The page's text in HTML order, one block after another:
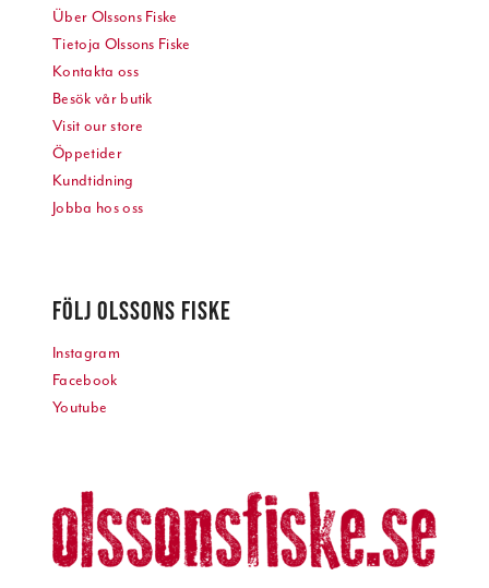
Über Olssons Fiske
Tietoja Olssons Fiske
Kontakta oss
Besök vår butik
Visit our store
Öppetider
Kundtidning
Jobba hos oss
FÖLJ OLSSONS FISKE
Instagram
Facebook
Youtube